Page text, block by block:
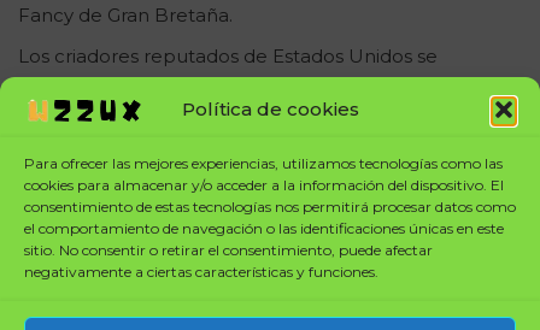
Política de cookies
Para ofrecer las mejores experiencias, utilizamos tecnologías como las
cookies para almacenar y/o acceder a la información del dispositivo. El
consentimiento de estas tecnologías nos permitirá procesar datos como
el comportamiento de navegación o las identificaciones únicas en este
sitio. No consentir o retirar el consentimiento, puede afectar
negativamente a ciertas características y funciones.
Fancy de Gran Bretaña.
Los criadores reputados de Estados Unidos se
osteodistrofia y consideran que es una raza muy sana.
campeón por la Cat Fanciers Association.
Precio del gato azul
escocés
Los gatos escoceses parecen mascotas de peluche, y